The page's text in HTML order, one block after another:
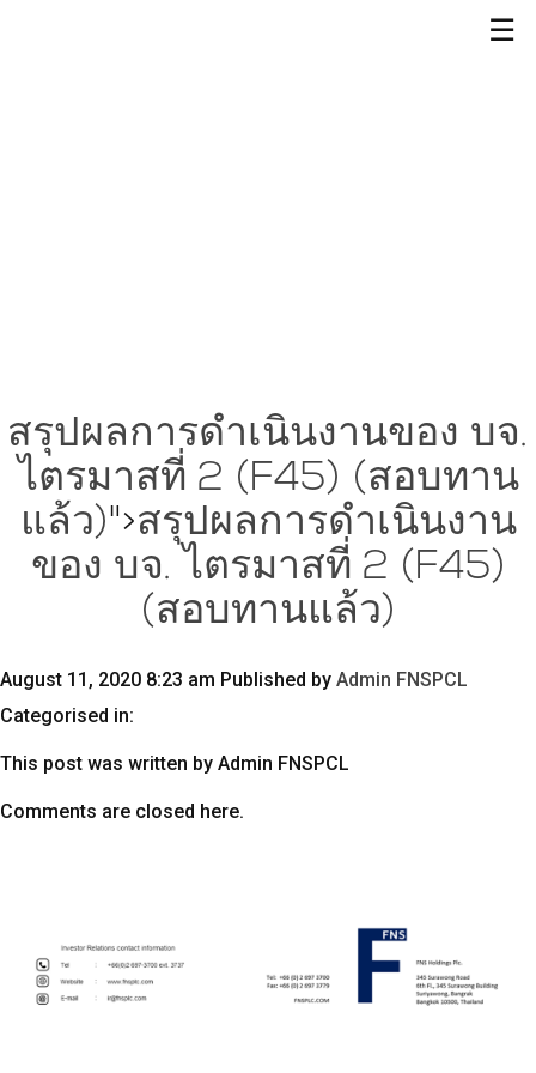
☰
สรุปผลการดำเนินงานของ บจ.
ไตรมาสที่ 2 (F45) (สอบทาน
แล้ว)">สรุปผลการดำเนินงาน
ของ บจ. ไตรมาสที่ 2 (F45)
(สอบทานแล้ว)
August 11, 2020 8:23 am Published by Admin FNSPCL
Categorised in:
This post was written by Admin FNSPCL
Comments are closed here.